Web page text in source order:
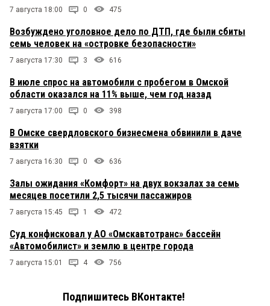
7 августа 18:00 0 475
Возбуждено уголовное дело по ДТП, где были сбиты
семь человек на «островке безопасности»
7 августа 17:30 3 616
В июле спрос на автомобили с пробегом в Омской
области оказался на 11% выше, чем год назад
7 августа 17:00 0 398
В Омске свердловского бизнесмена обвинили в даче
взятки
7 августа 16:30 0 636
Залы ожидания «Комфорт» на двух вокзалах за семь
месяцев посетили 2,5 тысячи пассажиров
7 августа 15:45 1 472
Суд конфисковал у АО «Омскавтотранс» бассейн
«Автомобилист» и землю в центре города
7 августа 15:01 4 756
Подпишитесь ВКонтакте!